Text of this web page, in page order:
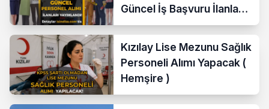
Güncel İş Başvuru İlanları
Yayımladı!
Kızılay Lise Mezunu Sağlık
Personeli Alımı Yapacak (
Hemşire )